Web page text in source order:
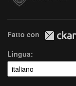
Fatto con
Lingua